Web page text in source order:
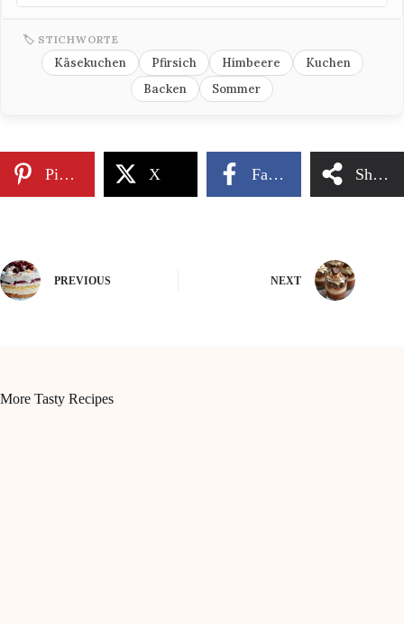
🏷 STICHWORTE
Käsekuchen Pfirsich Himbeere
Kuchen
Backen
Sommer
Pinterest X Facebook Share
PREVIOUS NEXT
More Tasty Recipes